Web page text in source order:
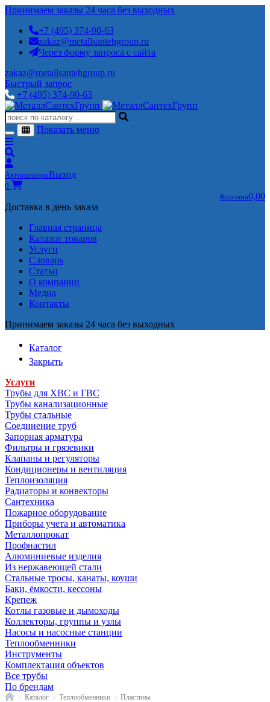
Принимаем заказы 24 часа без выходных
+7 (495) 374-90-63
zakaz@metallsantehgroup.ru
Через форму запроса с сайта
zakaz@metallsantehgroup.ru
Быстрый запрос
+7 (495) 374-90-63
Показать меню
АвторизацияВыход
0
Корзина0,00
Доставка в день заказа
Главная страница
Каталог товаров
Услуги
Словарь
Статьи
О компании
Медиа
Контакты
Принимаем заказы 24 часа без выходных
Каталог
Закрыть
Услуги
Трубы для ХВС и ГВС
Трубы канализационные
Трубы стальные
Соединение труб
Запорная арматура
Фильтры и грязевики
Клапаны и регуляторы
Кондиционеры и вентиляция
Теплоизоляция
Радиаторы и конвекторы
Сантехника
Пожарное оборудование
Приборы учета и автоматика
Металлопрокат
Профнастил
Алюминиевые изделия
Из нержавеющей стали
Стальные тросы, канаты, коуши
Баки, ёмкости, кессоны
Крепеж
Котлы газовые и дымоходы
Коллекторы, группы и узлы
Насосы и насосные станции
Теплообменники
Инструменты
Комплектация объектов
Все трубы
По брендам
ГлавнаяКаталог Теплообменники Пластины